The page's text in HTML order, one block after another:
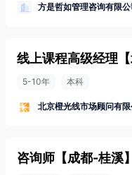
方是哲如管理咨询有限公
线上课程高级经理 【
5-10年 本科
北京橙光线市场顾问有限
咨询师 【成都-桂溪】